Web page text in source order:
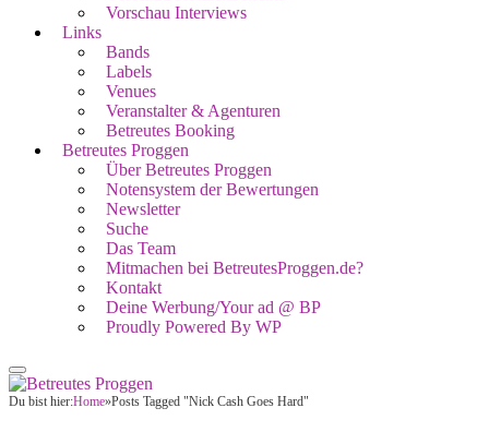
Vorschau Interviews
Links
Bands
Labels
Venues
Veranstalter & Agenturen
Betreutes Booking
Betreutes Proggen
Über Betreutes Proggen
Notensystem der Bewertungen
Newsletter
Suche
Das Team
Mitmachen bei BetreutesProggen.de?
Kontakt
Deine Werbung/Your ad @ BP
Proudly Powered By WP
Du bist hier:Home»Posts Tagged "Nick Cash Goes Hard"